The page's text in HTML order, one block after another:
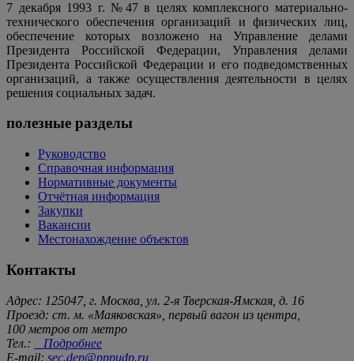
7 декабря 1993 г. №47 в целях комплексного материально-
технического обеспечения организаций и физических лиц,
обеспечение которых возложено на Управление делами
Президента Российской Федерации, Управления делами
Президента Российской Федерации и его подведомственных
организаций, а также осуществления деятельности в целях
решения социальных задач.
полезные разделы
Руководство
Справочная информация
Нормативные документы
Отчётная информация
Закупки
Вакансии
Местонахождение объектов
Контакты
Адрес: 125047, г. Москва, ул. 2-я Тверская-Ямская, д. 16
Проезд: ст. м. «Маяковская», первый вагон из центра,
100 метров от метро
Тел.:
Подробнее
E-mail: sec.dep@pppudp.ru